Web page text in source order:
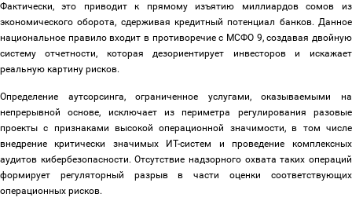
Фактически, это приводит к прямому изъятию миллиардов сомов из
экономического оборота, сдерживая кредитный потенциал банков. Данное
национальное правило входит в противоречие с МСФО 9, создавая двойную
систему отчетности, которая дезориентирует инвесторов и искажает
реальную картину рисков.
Определение аутсорсинга, ограниченное услугами, оказываемыми на
непрерывной основе, исключает из периметра регулирования разовые
проекты с признаками высокой операционной значимости, в том числе
внедрение критически значимых ИТ-систем и проведение комплексных
аудитов кибербезопасности. Отсутствие надзорного охвата таких операций
формирует регуляторный разрыв в части оценки соответствующих
операционных рисков.